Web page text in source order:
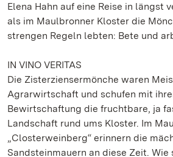
Elena Hahn auf eine Reise in längst
als im Maulbronner Kloster die
strengen Regeln lebten: Bete und
IN VINO VERITAS
Die Zisterziensermönche waren
Agrarwirtschaft und schufen mit
Bewirtschaftung die fruchtbare, ja
Landschaft rund ums Kloster. Im
„Closterweinberg“ erinnern die
Sandsteinmauern an diese Zeit. Wie